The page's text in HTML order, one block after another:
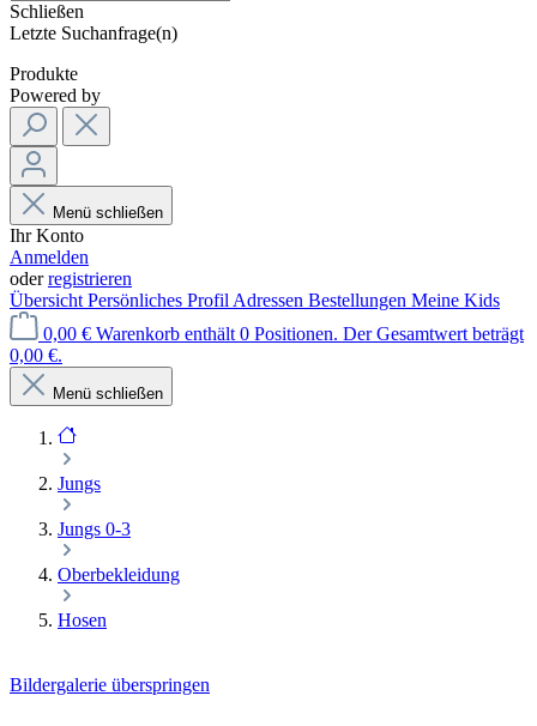
Schließen
Letzte Suchanfrage(n)
Produkte
Powered by
Menü schließen
Ihr Konto
Anmelden
oderregistrieren
Übersicht Persönliches Profil Adressen Bestellungen Meine Kids
0,00 € Warenkorb enthält 0 Positionen. Der Gesamtwert beträgt
0,00 €.
Menü schließen
Jungs
Jungs 0-3
Oberbekleidung
Hosen
Bildergalerie überspringen